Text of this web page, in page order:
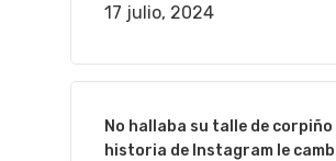
17 julio, 2024
No hallaba su talle de corpiño
historia de Instagram le